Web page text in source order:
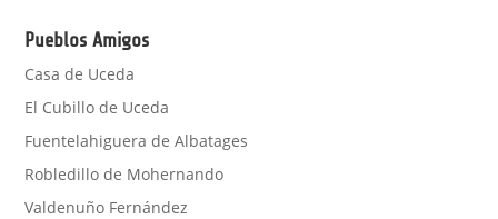
Pueblos Amigos
Casa de Uceda
El Cubillo de Uceda
Fuentelahiguera de Albatages
Robledillo de Mohernando
Valdenuño Fernández